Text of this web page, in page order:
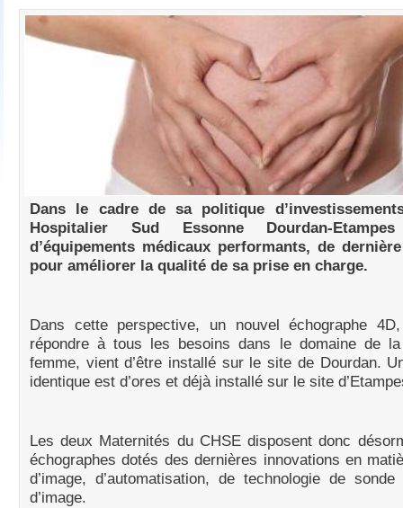
Dans le cadre de sa politique
Hospitalier Sud Essonne Dourdan-
d’équipements médicaux performants, de
pour améliorer la qualité de sa prise en charge.
Dans cette perspective, un nouvel échographe
répondre à tous les besoins dans le domaine de
femme, vient d’être installé sur le site de Dourdan.
identique est d’ores et déjà installé sur le site
Les deux Maternités du CHSE disposent donc
échographes dotés des dernières innovations en
d’image, d’automatisation, de technologie de sonde
d’image.